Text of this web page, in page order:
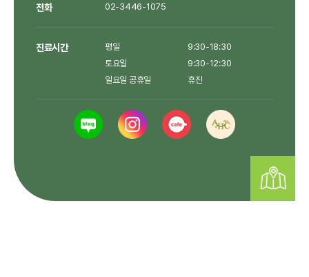
전화 02-3446-1075
진료시간 평일
9:30-18:30
토요일
9:30-12:30
일요일 공휴일
휴진